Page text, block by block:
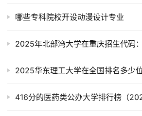
哪些专科院校开设动漫设计专业
2025年北部湾大学在重庆招生代码
2025华东理工大学在全国排名多少
416分的医药类公办大学排行榜（